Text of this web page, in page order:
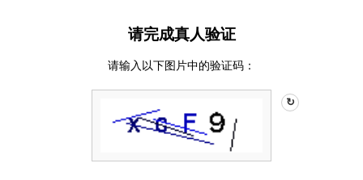
请完成真人验证
请输入以下图片中的验证码：
↻